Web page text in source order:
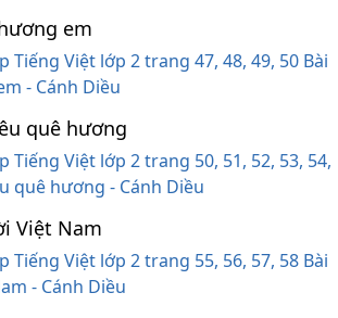
em
Tiếng Việt lớp 2 trang 47, 48, 49, 50 Bài
- Cánh Diều
quê hương
Tiếng Việt lớp 2 trang 50, 51, 52, 53, 54,
quê hương - Cánh Diều
Việt Nam
Tiếng Việt lớp 2 trang 55, 56, 57, 58 Bài
- Cánh Diều